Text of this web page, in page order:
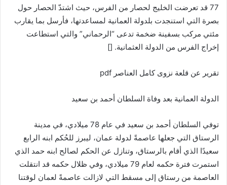
77 قد تعرضت الخليج لحصار من الفرس، حيث اشتدّ الحصار حول
بصرة التي استنجدت بلدولة العمانية لمساعدتها، فأرسل بما يقارب
مئتي مركب بسفينة ضخمة تدعى “الرحماني” والتي استطاعت
إخراج الفرس من الدولة العثمانية. []
تقرير عن قلعة نزوى كامل العناصر pdf
الدولة العمانية بعد وفاة السلطان أحمد بن سعيد
توفي السلطان أحمد بن سعيد في عام 78 ميلادي، في مدينة
الرستاق التي جعلها عاصمةً لدولة عمان، ليبرز للحُكم ابنه الرابع
سعيدًا الذي أقام بالرستاق، وتنازل عن الحكم لصالح ابنه حمد الذي
استمرت فترة حكمه لعام 79 ميلادي، وفي ظلال حكمه قد انتقلت
العاصمة من رستاق إلى مسقط التي لازالت عاصمةً لعمان لوقتنا